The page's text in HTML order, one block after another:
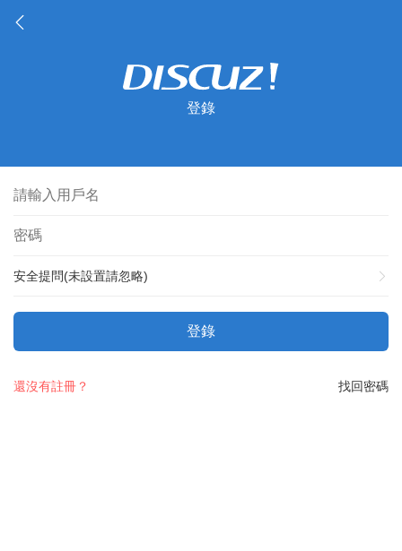
登錄
安全提問(未設置請忽略)
登錄
找回密碼
還沒有註冊？